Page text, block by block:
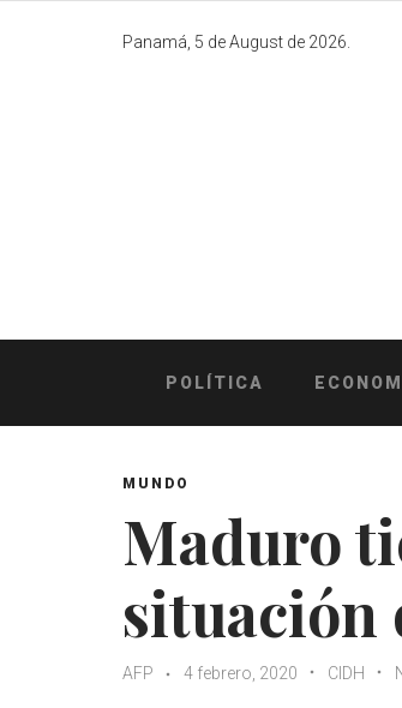
Panamá, 5 de August de 2026.
POLÍTICA
MUNDO
Maduro
situación
AFP 4 febrero, 2020 CIDH